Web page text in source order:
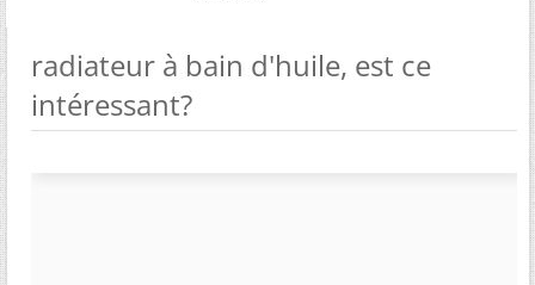
radiateur à bain d'huile, est ce
intéressant?